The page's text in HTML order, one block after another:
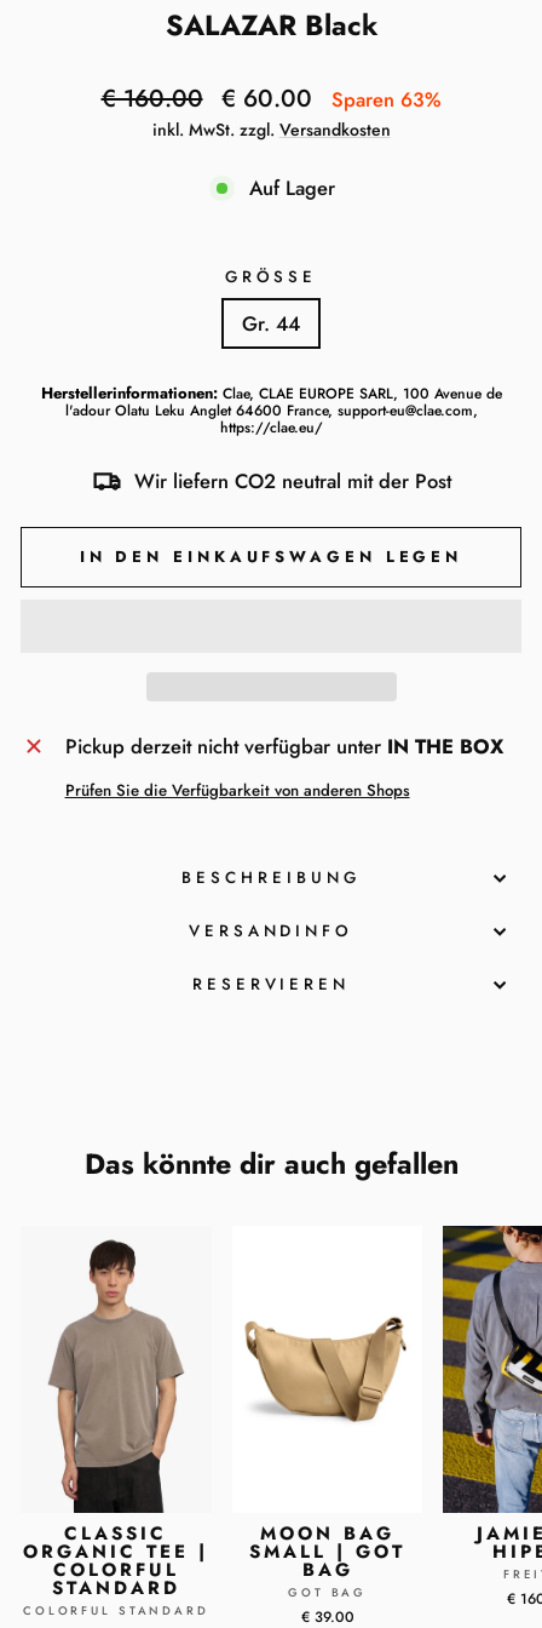
SALAZAR Black
Normaler
€ 160.00 Sonderpreis
€ 60.00 Sparen 63%
inkl. MwSt. zzgl. Versandkosten
Auf Lager
GRÖSSE
Gr. 44
Herstellerinformationen: Clae, CLAE EUROPE SARL, 100 Avenue de
l'adour Olatu Leku Anglet 64600 France, support-eu@clae.com,
https://clae.eu/
Wir liefern CO2 neutral mit der Post
IN DEN EINKAUFSWAGEN LEGEN
Pickup derzeit nicht verfügbar unter IN THE BOX
Prüfen Sie die Verfügbarkeit von anderen Shops
BESCHREIBUNG
VERSANDINFO
RESERVIEREN
Das könnte dir auch gefallen
CLASSIC
ORGANIC TEE |
COLORFUL
STANDARD
COLORFUL STANDARD
MOON BAG
SMALL | GOT
BAG
GOT BAG
€ 39.00
€